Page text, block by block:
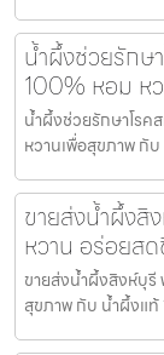
น้ำผึ้งช่วยรักษ
100% หอม ห
น้ำผึ้งช่วยรักษาโรค
หวานเพื่อสุขภาพ กั
ขายส่งน้ำผึ้งสิ
หวาน อร่อยส
ขายส่งน้ำผึ้งสิงห์บุรี
สุขภาพ กับ น้ำผึ้งแท้